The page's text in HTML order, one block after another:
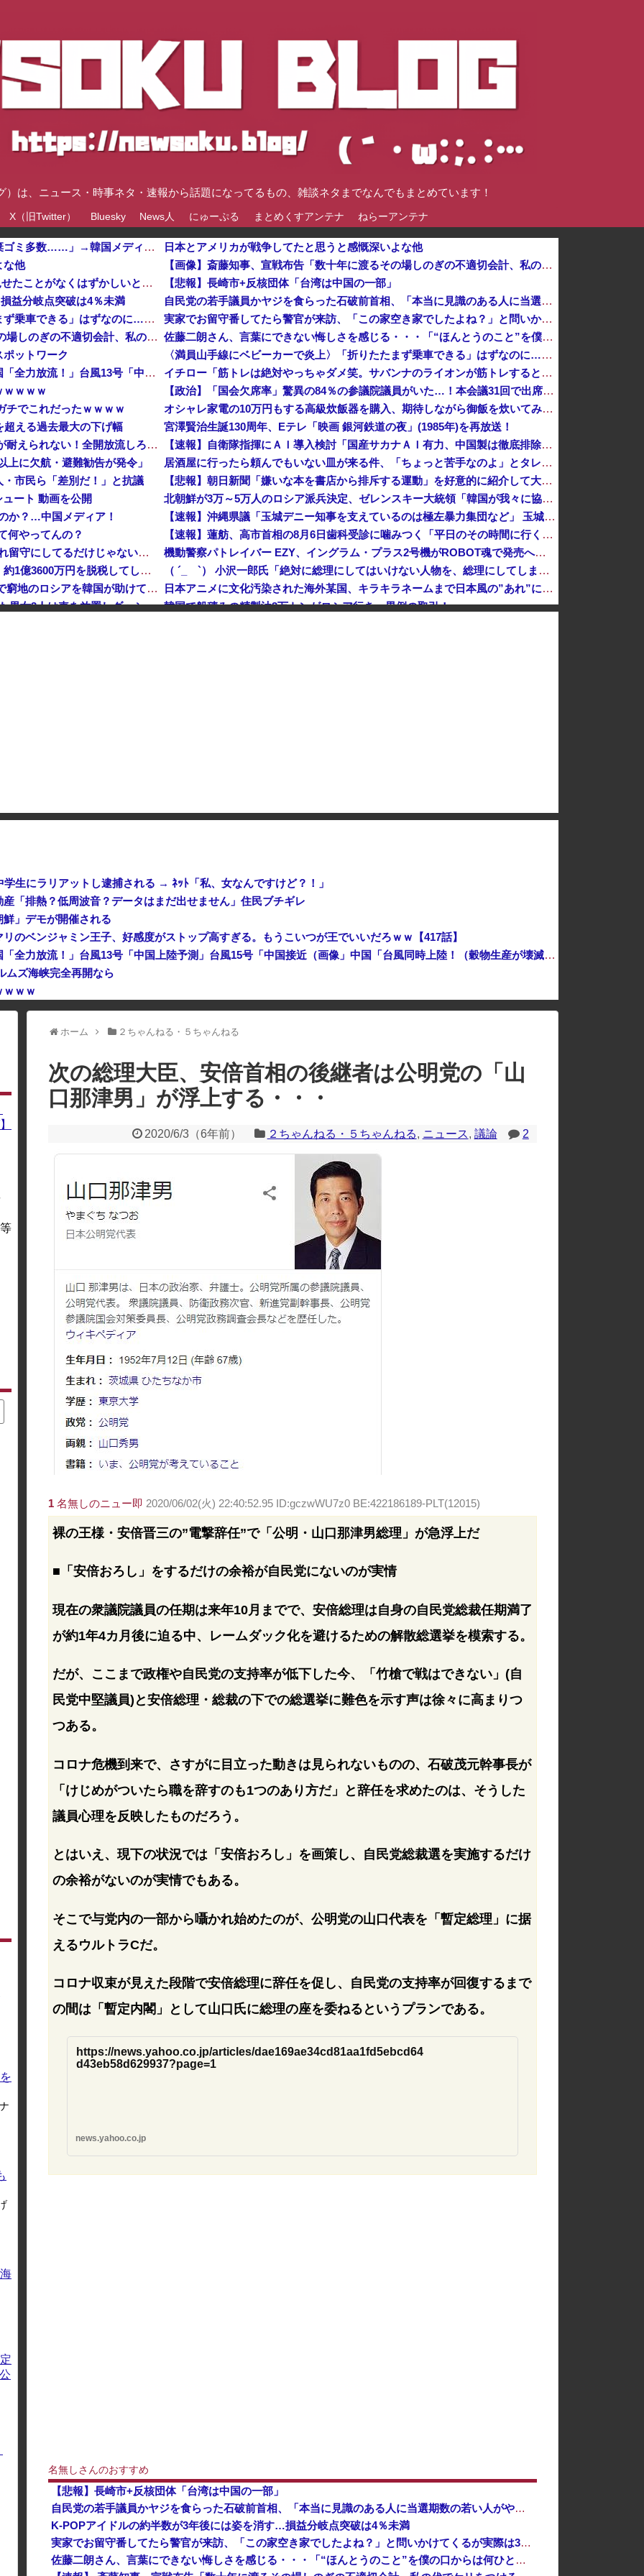
は、ニュース・時事ネタ・速報から話題になってるもの、雑談ネタまでなんでもまとめています！
X（旧Twitter） Bluesky News人 にゅーぷる まとめくすアンテナ ねらーアンテナ
上高地の山小屋「またもハングル表記の不法投棄ゴミ多数……」→韓国メディア「ハングルの書かれた指定ゴミ袋にキムチが入っていたとしても、捨てたのは韓国人とはかぎらない！」……せ、せやな
な他
【画像】ナイトスクープの中1JCが彼氏に素顔見せたことがなくはずかしいという依頼ｗｗｗｗ
益分岐点突破は4％未満
〈満員山手線にベビーカーで炎上〉「折りたたまず乗車できる」はずなのに…JR東日本が示した見解
【速報】 斎藤知事、宣戦布告「数十年に渡るその場しのぎの不適切会計、私の代でケリをつける」
ットワーク
中国「大豪雨！」三峡ダム「基礎部分破損」中国「全力放流！」台風13号「中国上陸予測」台風15号「中国接近（画像」中国「台風同時上陸！（穀物生産が壊滅危機」→
ｗｗｗ
チでこれだったｗｗｗｗ
超える過去最大の下げ幅
【ニュース】 中国政府「台風１３号に三峡ダムが耐えられない！全開放流しろ！」⇒ 下流域の街が壊滅状態ｗｗｗｗｗ
上に欠航・避難勧告が発令」
市民ら「差別だ！」と抗議
ート 動画を公開
か？…中国メディア！
何やってんの？
外国人YouTuberが長崎の民家に不法侵入、「これ留守にしてるだけじゃないの？」と激怒する人が続出中
【悲報】関東信越国税局・竜ケ崎税務署の職員、約1億3600万円を脱税してしまう…
【速報】 ウクライナからのエネルギー施設攻撃で窮地のロシアを韓国が助けていたことが判明「韓国で船積みの精製油3万トンがロシア行き」
【鹿児島】 突然右折し路面電車と衝突 乗っていた男女3人は車を放置しダッシュで逃走中
日本とアメリカが戦争してたと思うと感慨深いよな他
【画像】斎藤知事、宣戦布告「数十年に渡るその場しのぎの不適切会計、私の代でケリをつける」
【悲報】長崎市+反核団体「台湾は中国の一部」
自民党の若手議員かヤジを食らった石破前首相、「本当に見識のある人に当選期数の若い人がやじるなんて」と不満たらたらな様子を見せて……
実家でお留守番してたら警官が来訪、「この家空き家でしたよね？」と問いかけてくるが実際は30年ほど住んでおり……
佐藤二朗さん、言葉にできない悔しさを感じる・・・「“ほんとうのこと”を僕の口からは何ひとつ言えなくて」
〈満員山手線にベビーカーで炎上〉「折りたたまず乗車できる」はずなのに…JR東日本が示した見解
イチロー「筋トレは絶対やっちゃダメ笑。サバンナのライオンが筋トレすると思います？笑」
【政治】「国会欠席率」驚異の84％の参議院議員がいた…！本会議31回で出席わずか５回、”国会の欠席王”と呼ばれる「自民党の重鎮」の呆れた言い分 ...
オシャレ家電の10万円もする高級炊飯器を購入、期待しながら御飯を炊いてみた結果……
宮澤賢治生誕130周年、Eテレ「映画 銀河鉄道の夜」(1985年)を再放送！
【速報】自衛隊指揮にＡＩ導入検討「国産サカナＡＩ有力、中国製は徹底排除する」
居酒屋に行ったら頼んでもいない皿が来る件、「ちょっと苦手なのよ」とタレントが不満を漏らしており……
【悲報】朝日新聞「嫌いな本を書店から排斥する運動」を好意的に紹介して大炎上 → 教諭「差別のない本屋に通いたい！」ｗｗｗｗｗｗｗｗｗｗｗｗ
北朝鮮が3万～5万人のロシア派兵決定、ゼレンスキー大統領「韓国が我々に協力すべき」！
【速報】沖縄県議「玉城デニー知事を支えているのは極左暴力集団など」 玉城デニー知事の選挙母体、県議選挙母体の事務所に訪れ「撤回求め抗議」
【速報】蓮舫、高市首相の8月6日歯科受診に噛みつく「平日のその時間に行くべき！そういうお立場！」
機動警察パトレイバー EZY、イングラム・プラス2号機がROBOT魂で発売へ…17式特型指揮車付属！
（ ´_ゝ`） 小沢一郎氏「絶対に総理にしてはいけない人物を、総理にしてしまった。もはや取り返しがつかない」
日本アニメに文化汚染された海外某国、キラキラネームまで日本風の”あれ”に影響されてしまった結果……
韓国で船積みの精製油3万トンがロシア行き…異例の取引！
生にラリアットし逮捕される → ﾈｯﾄ「私、女なんですけど？！」
「排熱？低周波音？データはまだ出せません」住民ブチギレ
鮮」デモが開催される
のベンジャミン王子、好感度がストップ高すぎる。もうこいつが王でいいだろｗｗ【417話】
中国「大豪雨！」三峡ダム「基礎部分破損」中国「全力放流！」台風13号「中国上陸予測」台風15号「中国接近（画像」中国「台風同時上陸！（穀物生産が壊滅危機」→
ムズ海峡完全再開なら
ｗｗ
ホーム
２ちゃんねる・５ちゃんねる
次の総理大臣、安倍首相の後継者は公明党の「山
口那津男」が浮上する・・・
2020/6/3（6年前） ２ちゃんねる・５ちゃんねる, ニュース, 議論 2
1 名無しのニュー即 2020/06/02(火) 22:40:52.95 ID:gczwWU7z0 BE:422186189-PLT(12015)
裸の王様・安倍晋三の”電撃辞任”で「公明・山口那津男総理」が急浮上だ
■「安倍おろし」をするだけの余裕が自民党にないのが実情
現在の衆議院議員の任期は来年10月までで、安倍総理は自身の自民党総裁任期満了
が約1年4カ月後に迫る中、レームダック化を避けるための解散総選挙を模索する。
だが、ここまで政権や自民党の支持率が低下した今、「竹槍で戦はできない」(自
民党中堅議員)と安倍総理・総裁の下での総選挙に難色を示す声は徐々に高まりつ
つある。
コロナ危機到来で、さすがに目立った動きは見られないものの、石破茂元幹事長が
「けじめがついたら職を辞すのも1つのあり方だ」と辞任を求めたのは、そうした
議員心理を反映したものだろう。
とはいえ、現下の状況では「安倍おろし」を画策し、自民党総裁選を実施するだけ
の余裕がないのが実情でもある。
そこで与党内の一部から囁かれ始めたのが、公明党の山口代表を「暫定総理」に据
えるウルトラCだ。
コロナ収束が見えた段階で安倍総理に辞任を促し、自民党の支持率が回復するまで
の間は「暫定内閣」として山口氏に総理の座を委ねるというプランである。
https://news.yahoo.co.jp/articles/dae169ae34cd81aa1fd5ebcd64
d43eb58d629937?page=1
news.yahoo.co.jp
名無しさんのおすすめ
【悲報】長崎市+反核団体「台湾は中国の一部」
自民党の若手議員かヤジを食らった石破前首相、「本当に見識のある人に当選期数の若い人がやじるなんて」と不満たらたらな様子を見せて……
K-POPアイドルの約半数が3年後には姿を消す…損益分岐点突破は4％未満
実家でお留守番してたら警官が来訪、「この家空き家でしたよね？」と問いかけてくるが実際は30年ほど住んでおり……
佐藤二朗さん、言葉にできない悔しさを感じる・・・「“ほんとうのこと”を僕の口からは何ひとつ言えなくて」